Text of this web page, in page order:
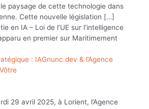
paysage de cette technologie dans
Cette nouvelle législation […]
en IA – Loi de l’UE sur l’intelligence
en premier sur Maritimement
: IAGnunc.dev & l’Agence
29 avril 2025, à Lorient, l’Agence